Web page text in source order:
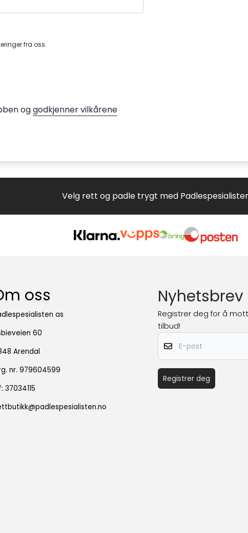
fra oss.
oggodkjenner vilkårene
Velg rett og padle trygt med
oss
as
60
Arendal
nr. 979604599
37034115
Nyhetsbrev
Registrer deg for å
tilbud!
E-post
Registrer deg